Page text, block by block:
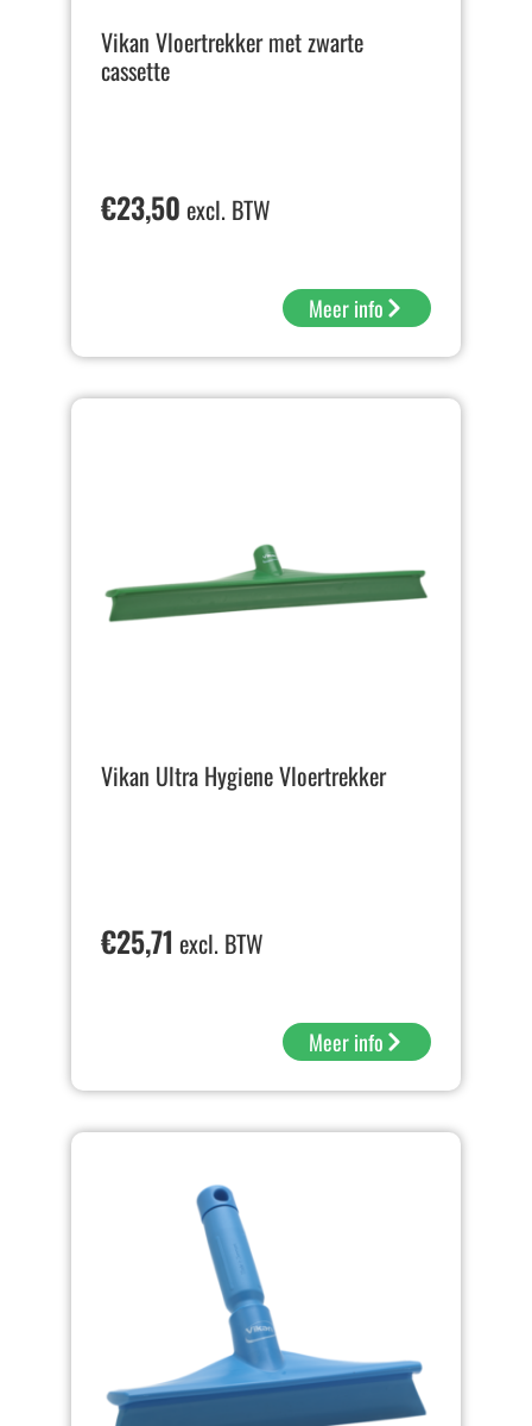
Vikan Vloertrekker met zwarte
cassette
€23,50 excl. BTW
Meer info
Vikan Ultra Hygiene Vloertrekker
€25,71 excl. BTW
Meer info